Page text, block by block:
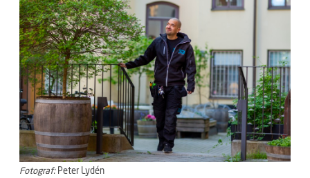
Fotograf: Peter Lydén